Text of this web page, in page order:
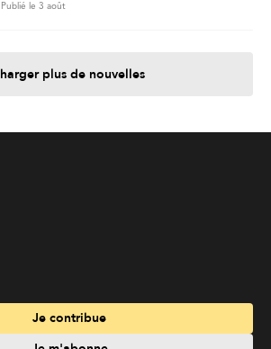
Publié le 3 août
plus de nouvelles